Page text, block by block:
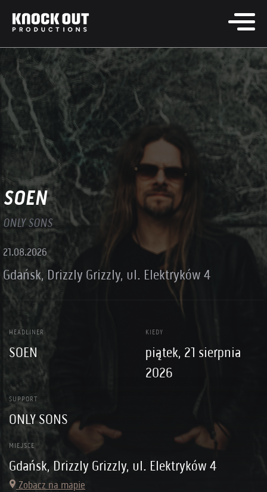
SOEN
ONLY SONS
21.08.2026
Gdańsk, Drizzly Grizzly, ul. Elektryków 4
HEADLINER
SOEN
KIEDY
piątek, 21 sierpnia
2026
SUPPORT
ONLY SONS
MIEJSCE
Gdańsk, Drizzly Grizzly, ul. Elektryków 4
Zobacz na mapie